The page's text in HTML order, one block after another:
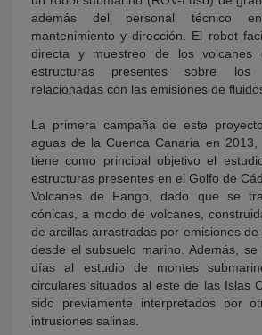
además del personal técnico
mantenimiento y dirección. El robot
directa y muestreo de los
estructuras presentes sobre los
relacionadas con las emisiones de
La primera campaña de este
aguas de la Cuenca Canaria en 2013,
tiene como principal objetivo el
estructuras presentes en el Golfo de
Volcanes de Fango, dado que se
cónicas, a modo de volcanes,
de arcillas arrastradas por emisiones
desde el subsuelo marino. Además, se
días al estudio de montes
circulares situados al este de las Islas
sido previamente interpretados por
intrusiones salinas.